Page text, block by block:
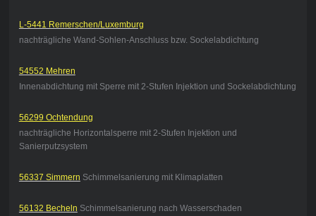
L-5441 Remerschen/Luxemburg
nachträgliche Wand-Sohlen-Anschluss bzw. Sockelabdichtung
54552 Mehren
Innenabdichtung mit Sperre mit 2-Stufen Injektion und Sockelabdichtung
56299 Ochtendung
nachträgliche Horizontalsperre mit 2-Stufen Injektion und
Sanierputzsystem
56337 Simmern Schimmelsanierung mit Klimaplatten
56132 Becheln Schimmelsanierung nach Wasserschaden